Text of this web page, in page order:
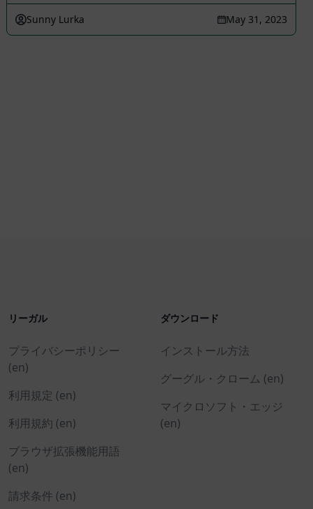
Sunny Lurka May 31, 2023
リーガル
プライバシーポリシー
(en)
利用規定 (en)
利用規約 (en)
ブラウザ拡張機能用語
(en)
請求条件 (en)
ダウンロード
インストール方法
グーグル・クローム (en)
マイクロソフト・エッジ
(en)